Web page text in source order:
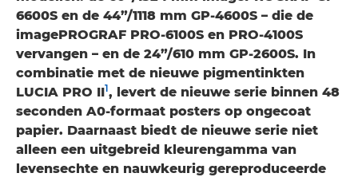
6600S en de 44”/1118 mm GP-4600S – die de
imagePROGRAF PRO-6100S en PRO-4100S
vervangen – en de 24”/610 mm GP-2600S. In
combinatie met de nieuwe pigmentinkten
LUCIA PRO II1, levert de nieuwe serie binnen 48
seconden A0-formaat posters op ongecoat
papier. Daarnaast biedt de nieuwe serie niet
alleen een uitgebreid kleurengamma van
levensechte en nauwkeurig gereproduceerde